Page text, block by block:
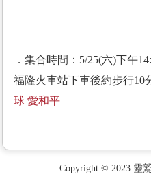
．集合時間：5/25(六)下午
福隆火車站下車後約步行10
球 愛和平
Copyright © 2023 靈